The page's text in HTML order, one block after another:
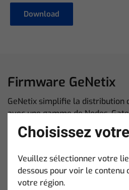
Download
Firmware GeNetix
GeNetix simplifie la distribution
avec une gamme de Nodes,
appareils PoE. Etendez vos
sur des solutions de mise en
Téléchargez le Dernier
Choisissez
Veuillez sélectionner votre
dessous pour voir le contenu
votre région.